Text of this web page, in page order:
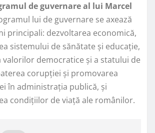
de guvernare al lui Marcel
lui de guvernare se axează
principali: dezvoltarea economică,
sistemului de sănătate și educație,
valorilor democratice și a statului de
corupției și promovarea
în administrația publică, și
condițiilor de viață ale românilor.